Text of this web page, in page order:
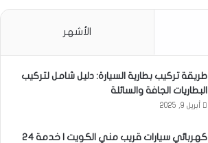
الأشهر
طريقة تركيب بطارية السيارة: دليل شامل لتركيب
البطاريات الجافة والسائلة
أبريل 9, 2025
كهربائي سيارات قريب مني الكويت | خدمة 24